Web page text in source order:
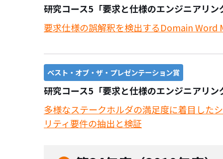
研究コース5「要求と仕様のエンジニアリ
要求仕様の誤解釈を検出するDomain Word
ベスト・オブ・ザ・プレゼンテーション賞
研究コース5「要求と仕様のエンジニアリ
多様なステークホルダの満足度に着目した
リティ要件の抽出と検証